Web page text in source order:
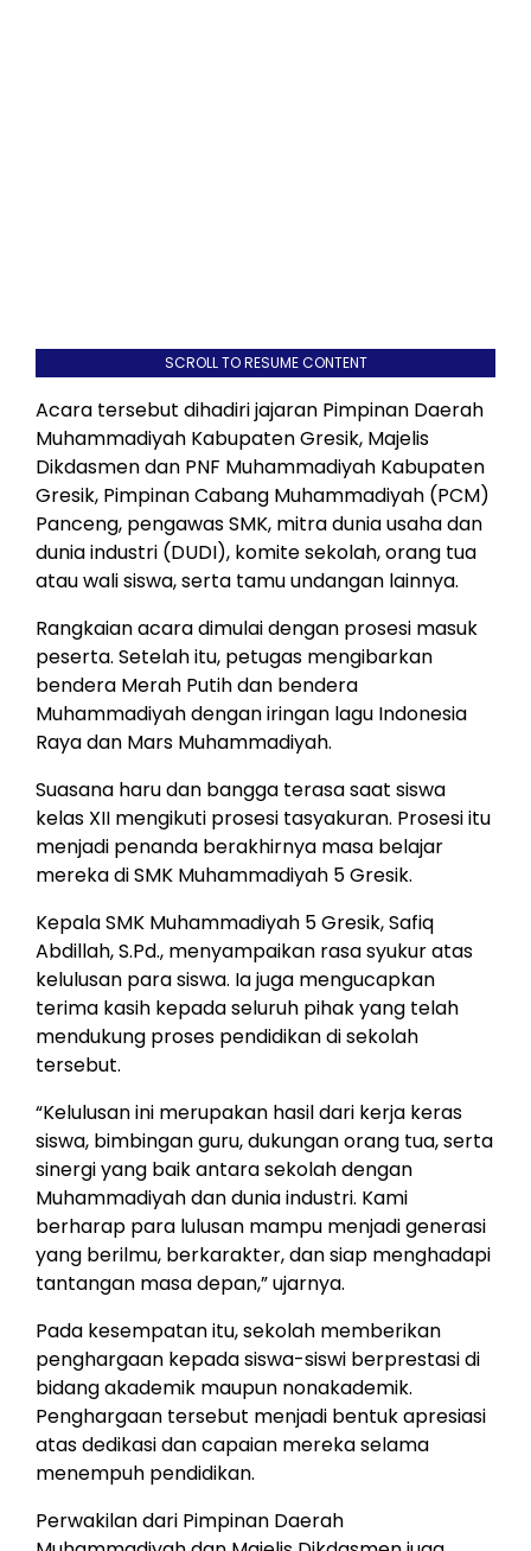
SCROLL TO RESUME CONTENT
Acara tersebut dihadiri jajaran Pimpinan Daerah
Muhammadiyah Kabupaten Gresik, Majelis
Dikdasmen dan PNF Muhammadiyah Kabupaten
Gresik, Pimpinan Cabang Muhammadiyah (PCM)
Panceng, pengawas SMK, mitra dunia usaha dan
dunia industri (DUDI), komite sekolah, orang tua
atau wali siswa, serta tamu undangan lainnya.
Rangkaian acara dimulai dengan prosesi masuk
peserta. Setelah itu, petugas mengibarkan
bendera Merah Putih dan bendera
Muhammadiyah dengan iringan lagu Indonesia
Raya dan Mars Muhammadiyah.
Suasana haru dan bangga terasa saat siswa
kelas XII mengikuti prosesi tasyakuran. Prosesi itu
menjadi penanda berakhirnya masa belajar
mereka di SMK Muhammadiyah 5 Gresik.
Kepala SMK Muhammadiyah 5 Gresik, Safiq
Abdillah, S.Pd., menyampaikan rasa syukur atas
kelulusan para siswa. Ia juga mengucapkan
terima kasih kepada seluruh pihak yang telah
mendukung proses pendidikan di sekolah
tersebut.
“Kelulusan ini merupakan hasil dari kerja keras
siswa, bimbingan guru, dukungan orang tua, serta
sinergi yang baik antara sekolah dengan
Muhammadiyah dan dunia industri. Kami
berharap para lulusan mampu menjadi generasi
yang berilmu, berkarakter, dan siap menghadapi
tantangan masa depan,” ujarnya.
Pada kesempatan itu, sekolah memberikan
penghargaan kepada siswa-siswi berprestasi di
bidang akademik maupun nonakademik.
Penghargaan tersebut menjadi bentuk apresiasi
atas dedikasi dan capaian mereka selama
menempuh pendidikan.
Perwakilan dari Pimpinan Daerah